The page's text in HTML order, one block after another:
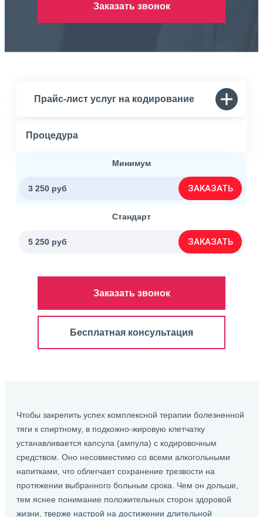
Заказать звонок
Прайс-лист услуг на кодирование
Процедура
Минимум
3 250 руб ЗАКАЗАТЬ
Стандарт
5 250 руб ЗАКАЗАТЬ
Заказать звонок
Бесплатная консультация
Чтобы закрепить успех комплексной терапии болезненной
тяги к спиртному, в подкожно-жировую клетчатку
устанавливается капсула (ампула) с кодировочным
средством. Оно несовместимо со всеми алкогольными
напитками, что облегчает сохранение трезвости на
протяжении выбранного больным срока. Чем он дольше,
тем яснее понимание положительных сторон здоровой
жизни, тверже настрой на достижении длительной